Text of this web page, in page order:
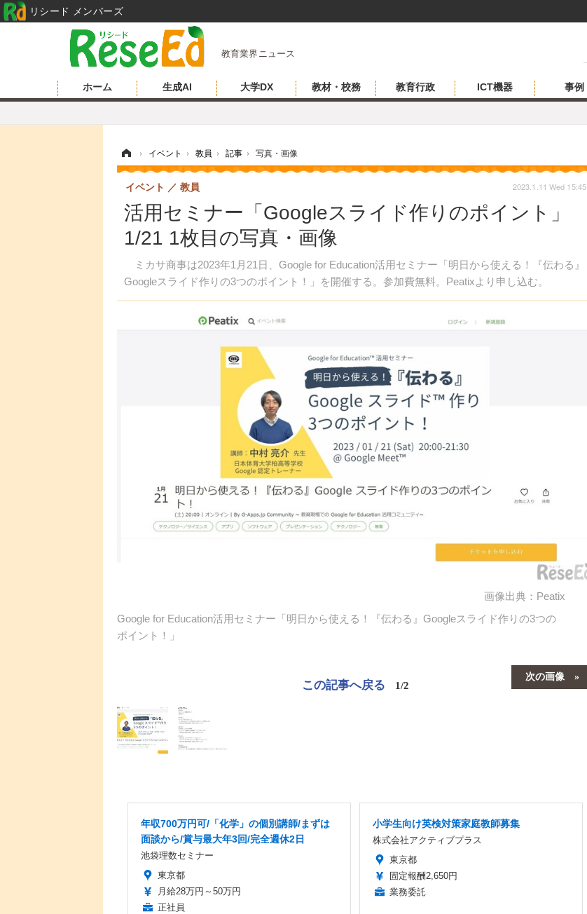
教育業界ニュース
ホーム 生成AI 大学DX 教材・校務 教育行政 ICT機器 事例
› イベント › 教員 › 記事 › 写真・画像
活用セミナー「Googleスライド作りのポイント」
1/21 1枚目の写真・画像
ミカサ商事は2023年1月21日、Google for Education活用セミナー「明日から使える！『伝わる』
Googleスライド作りの3つのポイント！」を開催する。参加費無料。Peatixより申し込む。
イベント 教員 2023.1.11 Wed 15:45
画像出典：Peatix
Google for Education活用セミナー「明日から使える！『伝わる』Googleスライド作りの3つの
ポイント！」
次の画像
この記事へ戻る 1/2
年収700万円可/「化学」の個別講師/まずは
面談から/賞与最大年3回/完全週休2日
池袋理数セミナー
東京都
月給28万円～50万円
正社員
小学生向け英検対策家庭教師募集
株式会社アクティブプラス
東京都
固定報酬2,650円
業務委託
リシード メンバーズ